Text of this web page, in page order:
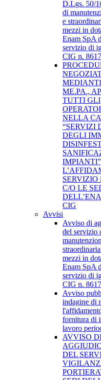
D.Lgs. 50/
di
e
mezzi in
Enam SpA
servizio di
CIG n.
ME.PA.,
TUTTI GLI
NELLA
“SERVIZI
DEGLI
SERVIZIO
C/O LE
CIG
Avvisi
Avviso di
del servizio
mezzi in
Enam SpA
servizio di
CIG n.
Avviso
indagine di
fornitura di
lavoro
AVVISO
DEL